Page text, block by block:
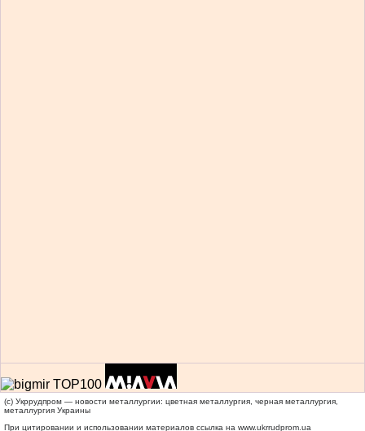
(c) Укррудпром — новости металлургии: цветная металлургия, черная металлургия,
металлургия Украины
При цитировании и использовании материалов ссылка на www.ukrrudprom.ua